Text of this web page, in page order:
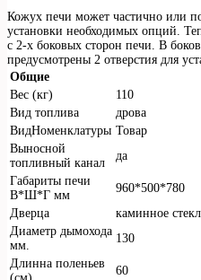
Кожух печи может частично или
установки необходимых опций.
с 2-х боковых сторон печи. В
предусмотрены 2 отверстия для
Общие
Вес (кг)
110
Вид топлива
дрова
ВидНоменклатуры Товар
Выносной
топливный канал
да
Габариты печи
В*Ш*Г мм
960*500*780
Дверца
каминное
Диаметр дымохода
мм.
130
Длинна поленьев
60